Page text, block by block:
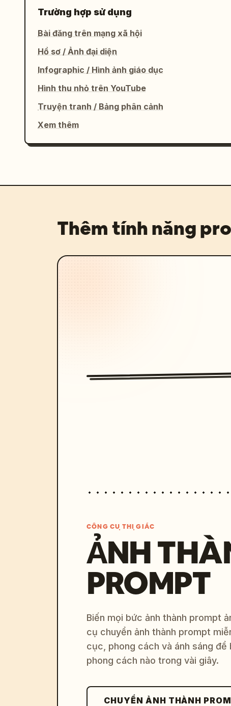
Trường hợp sử dụng
Bài đăng trên mạng xã hội
Hồ sơ / Ảnh đại diện
Infographic / Hình ảnh giáo dục
Hình thu nhỏ trên YouTube
Truyện tranh / Bảng phân cảnh
Xem thêm
Thêm tính năng
CÔNG CỤ THỊ GIÁC
ẢNH
PROMPT
Biến mọi bức ảnh thành prompt
cụ chuyển ảnh thành prompt
cục, phong cách và ánh sáng để
phong cách nào trong vài giây.
CHUYỂN ẢNH THÀNH